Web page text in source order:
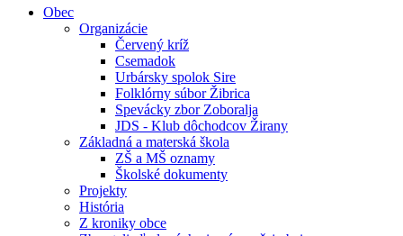
Obec
Organizácie
Červený kríž
Csemadok
Urbársky spolok Sire
Folklórny súbor Žibrica
Spevácky zbor Zoboralja
JDS - Klub dôchodcov Žirany
Základná a materská škola
ZŠ a MŠ oznamy
Školské dokumenty
Projekty
História
Z kroniky obce